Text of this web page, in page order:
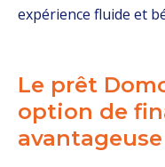
expérience fluide et
Le prêt
option de
avantageuse